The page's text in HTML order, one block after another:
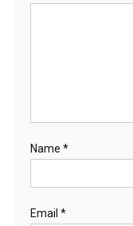
Name *
Email *